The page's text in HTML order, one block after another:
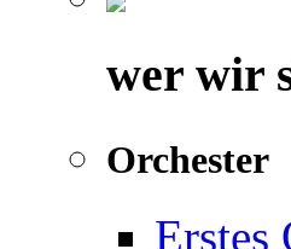
wer wir
Orchester
Erstes